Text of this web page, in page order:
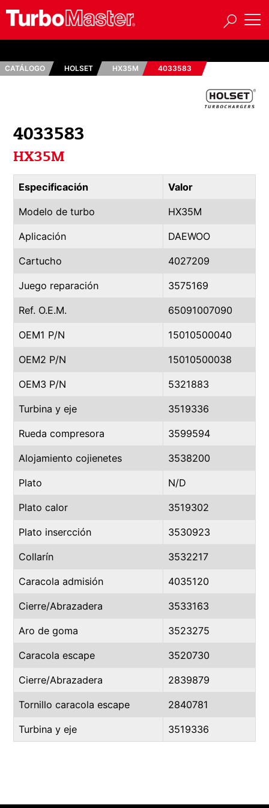
CATÁLOGO HOLSET HX35M 4033583
4033583
HX35M
Especificación Valor
Modelo de turbo HX35M
Aplicación DAEWOO
Cartucho 4027209
Juego reparación 3575169
Ref. O.E.M. 65091007090
OEM1 P/N 15010500040
OEM2 P/N 15010500038
OEM3 P/N 5321883
Turbina y eje 3519336
Rueda compresora 3599594
Alojamiento cojienetes 3538200
Plato N/D
Plato calor 3519302
Plato insercción 3530923
Collarín 3532217
Caracola admisión 4035120
Cierre/Abrazadera 3533163
Aro de goma 3523275
Caracola escape 3520730
Cierre/Abrazadera 2839879
Tornillo caracola escape 2840781
Turbina y eje 3519336